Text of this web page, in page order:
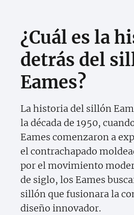
¿Cuál es la
detrás del
Eames?
La historia del sillón
la década de 1950,
Eames comenzaron a
el contrachapado
por el movimiento
de siglo, los Eames
sillón que fusionara la
diseño innovador.